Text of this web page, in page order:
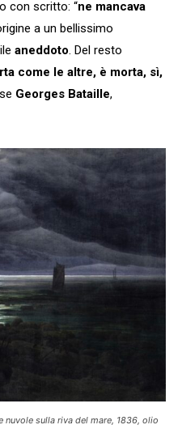
con scritto: “ne mancava
a un bellissimo
aneddoto . Del resto
come le altre, è morta, sì,
Georges Bataille,
nuvole sulla riva del mare, 1836, olio